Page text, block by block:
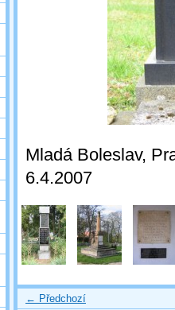
Mladá Boleslav,
6.4.2007
← Předchozí